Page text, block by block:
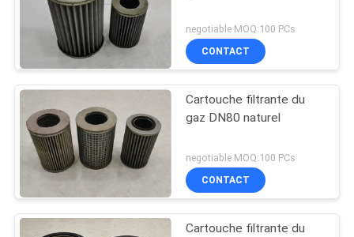
negotiable MOQ:100 PCs
CONTACT
Cartouche filtrante du
gaz DN80 naturel
negotiable MOQ:100 PCs
CONTACT
Cartouche filtrante du